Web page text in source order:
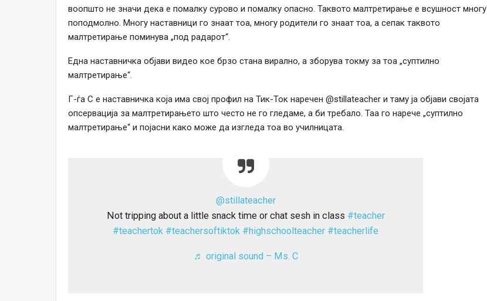
воопшто не значи дека е помалку сурово и помалку опасно. Таквото малтретирање е всушност многу
поподмолно. Многу наставници го знаат тоа, многу родители го знаат тоа, а сепак таквото
малтретирање поминува „под радарот“.
Една наставничка објави видео кое брзо стана вирално, а зборува токму за тоа „суптилно
малтретирање“.
Г-ѓа С е наставничка која има свој профил на Тик-Ток наречен @stillateacher и таму ја објави својата
опсервација за малтретирањето што често не го гледаме, а би требало. Таа го нарече „суптилно
малтретирање“ и појасни како може да изгледа тоа во училницата.
@stillateacher
Not tripping about a little snack time or chat sesh in class #teacher
#teachertok #teachersoftiktok #highschoolteacher #teacherlife
♬ original sound – Ms. C